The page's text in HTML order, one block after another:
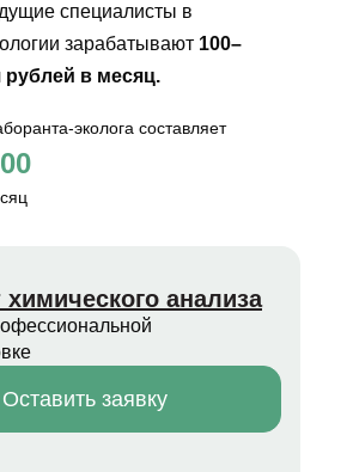
специалисты в
зарабатывают 100–
рублей в месяц.
эколога составляет
анализа
Оставить заявку